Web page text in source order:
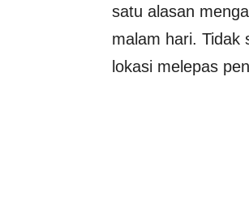
satu alasan
malam hari. Tidak
lokasi melepas